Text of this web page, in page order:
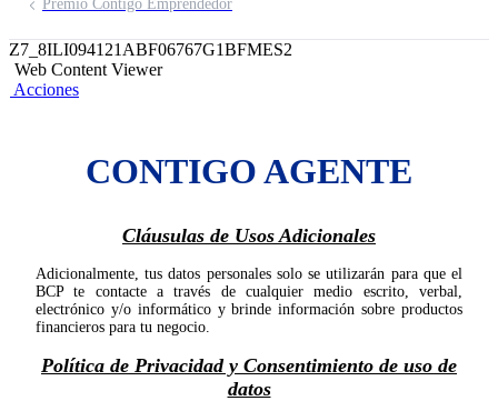
Premio Contigo Emprendedor
Z7_8ILI094121ABF06767G1BFMES2
Web Content Viewer
Acciones
CONTIGO AGENTE
Cláusulas de Usos Adicionales
Adicionalmente, tus datos personales solo se utilizarán para que el
BCP te contacte a través de cualquier medio escrito, verbal,
electrónico y/o informático y brinde información sobre productos
financieros para tu negocio.
Política de Privacidad y Consentimiento de uso de
datos